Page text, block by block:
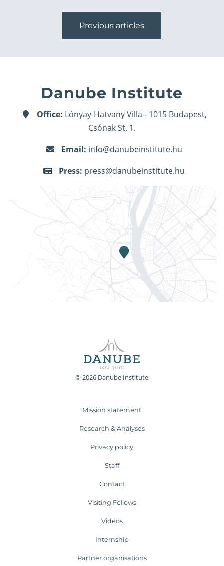
Previous articles
Danube Institute
Office: Lónyay-Hatvany Villa - 1015 Budapest,
Csónak St. 1.
Email: info@danubeinstitute.hu
Press: press@danubeinstitute.hu
© 2026 Danube Institute
Mission statement
Research & Analyses
Privacy policy
Staff
Contact
Visiting Fellows
Videos
Internship
Partner organisations